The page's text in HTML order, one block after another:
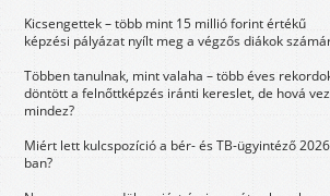
Kicsengettek – több mint 15 millió forint értékű
képzési pályázat nyílt meg a végzős diákok
Többen tanulnak, mint valaha – több éves
döntött a felnőttképzés iránti kereslet, de hová
mindez?
Miért lett kulcspozíció a bér- és TB-ügyintéző
ban?